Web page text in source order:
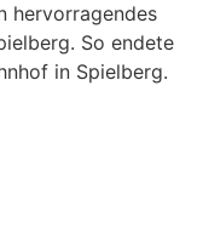
hervorragendes
So endete
in Spielberg.